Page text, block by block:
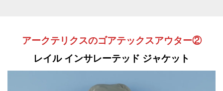
アークテリクスのゴアテックスアウター②
レイル インサレーテッド ジャケット